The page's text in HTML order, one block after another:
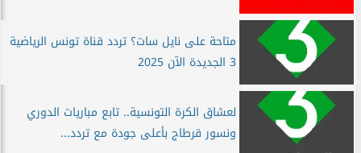
متاحة على نايل سات؟ تردد قناة تونس الرياضية
3 الجديدة الآن 2025
لعشاق الكرة التونسية.. تابع مباريات الدوري
ونسور قرطاج بأعلى جودة مع تردد...